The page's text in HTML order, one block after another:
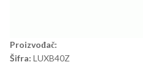
Proizvođač:
Šifra: LUXB40Z